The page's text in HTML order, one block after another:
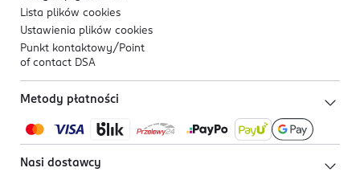
Lista plików cookies
Ustawienia plików cookies
Punkt kontaktowy/ Point
of contact DSA
Metody płatności
Nasi dostawcy